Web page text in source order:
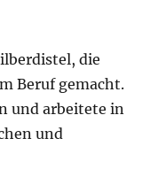
die
Beruf gemacht.
und arbeitete in
und